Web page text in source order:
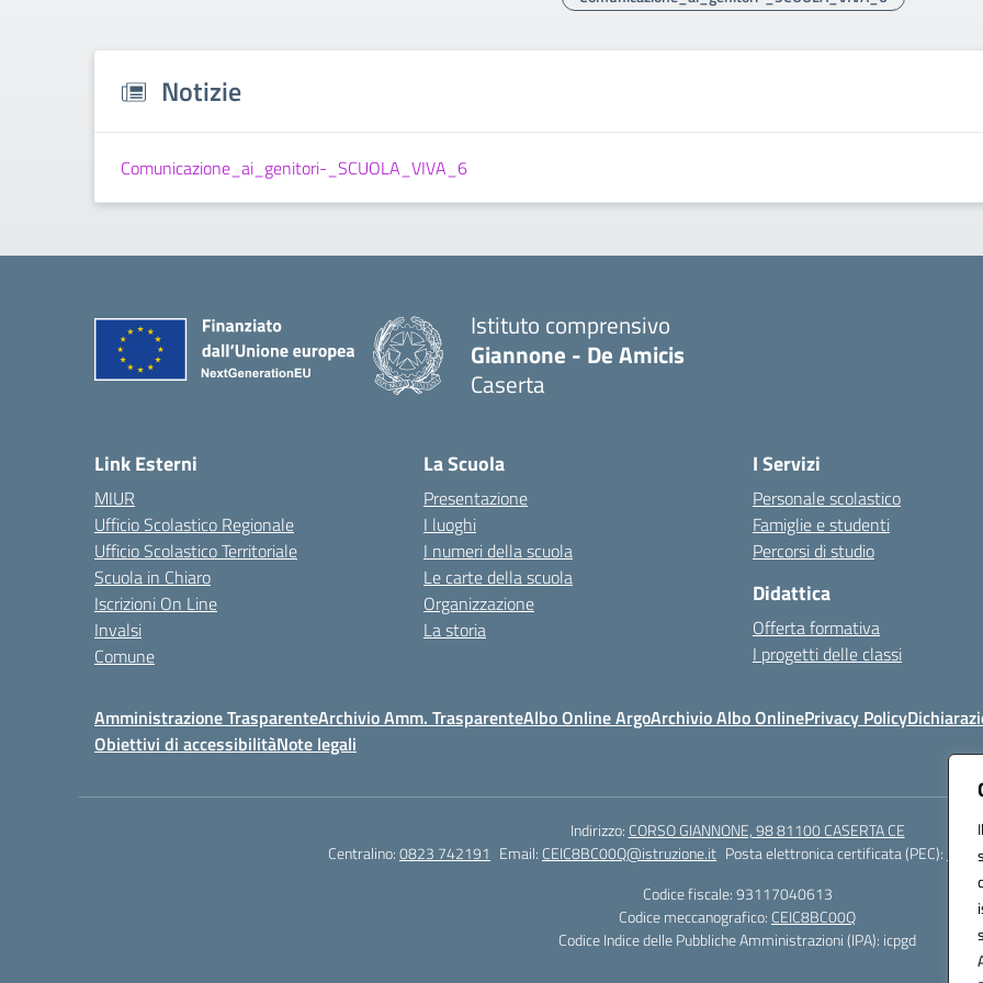
Notizie
Comunicazione_ai_genitori-_SCUOLA_VIVA_6
Istituto comprensivo
Giannone - De Amicis
Caserta
Link Esterni
MIUR
Ufficio Scolastico Regionale
Ufficio Scolastico Territoriale
Scuola in Chiaro
Iscrizioni On Line
Invalsi
Comune
La Scuola
Presentazione
I luoghi
I numeri della scuola
Le carte della scuola
Organizzazione
La storia
I Servizi
Personale scolastico
Famiglie e studenti
Percorsi di studio
Didattica
Offerta formativa
I progetti delle classi
Amministrazione TrasparenteArchivio Amm. TrasparenteAlbo Online ArgoArchivio Albo OnlinePrivacy Policy
Obiettivi di accessibilitàNote legali
Indirizzo: CORSO GIANNONE, 98 81100 CASERTA CE
Centralino:0823 742191 Email: CEIC8BC00Q@istruzione.it Posta elettronica certificata (PEC):
Codice fiscale: 93117040613
Codice meccanografico: CEIC8BC00Q
Codice Indice delle Pubbliche Amministrazioni (IPA): icpgd